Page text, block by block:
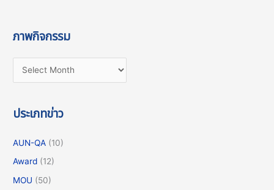
ภาพกิจกรรม
ประเภทข่าว
AUN-QA (10)
Award (12)
MOU (50)